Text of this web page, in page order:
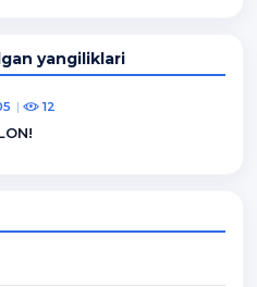
yangiliklari
12